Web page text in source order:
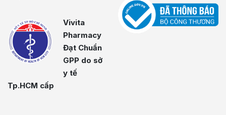
Vivita
Pharmacy
Đạt Chuẩn
GPP do sở
y tế
Tp.HCM cấp